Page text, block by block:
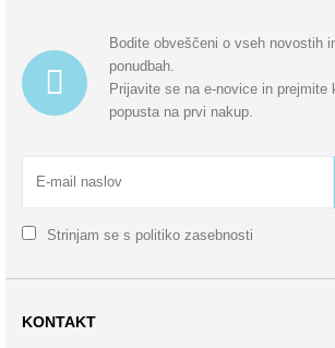
Bodite obveščeni o vseh novostih
ponudbah.
Prijavite se na e-novice in prejmite
popusta na prvi nakup.
Strinjam se s politiko zasebnosti
KONTAKT